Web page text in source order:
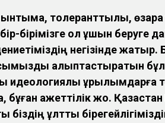
ынтымақ, толеранттылық,
бірімізге қол ұшын беруге
негізінде жатыр.
қалыптастыратын бұл
идеологиялық құрылымдарға
қажеттілік жоқ.
біздің ұлттық